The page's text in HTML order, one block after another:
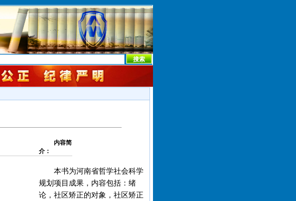
内容简
介：
本书为河南省哲学社会科学
规划项目成果，内容包括：绪
论，社区矫正的对象，社区矫正